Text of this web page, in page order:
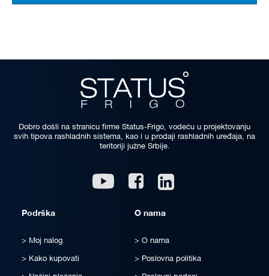
Dobro došli na stranicu firme Status-Frigo, vodeću u projektovanju
svih tipova rashladnih sistema, kao i u prodaji rashladnih uređaja, na
teritoriji južne Srbije.
Youtube Facebook
Podrška
Moj nalog
Kako kupovati
O nama
O nama
Poslovna politika